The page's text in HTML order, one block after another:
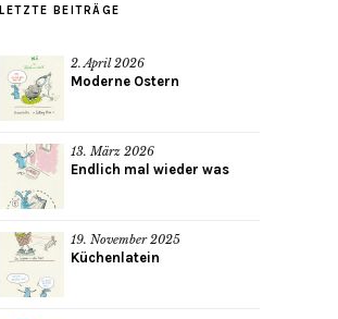
LETZTE BEITRÄGE
2. April 2026
Moderne Ostern
13. März 2026
Endlich mal wieder was
19. November 2025
Küchenlatein